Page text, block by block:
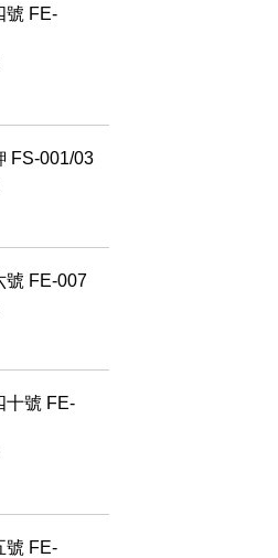
號 FE-
FS-001/03
號 FE-007
十號 FE-
號 FE-